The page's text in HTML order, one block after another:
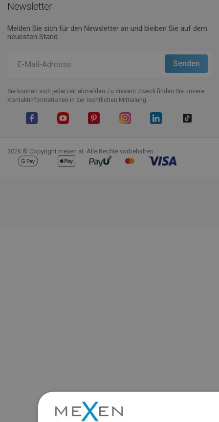
Newsletter
Melden Sie sich für den Newsletter an und bleiben Sie auf dem
neuesten Stand.
Sie können sich jederzeit abmelden.Zu diesem Zweck finden Sie unsere
Kontaktinformationen in der rechtlichen Mitteilung.
2026 © Copyright mexen.at. Alle Rechte vorbehalten.